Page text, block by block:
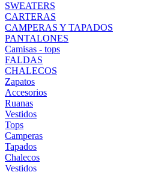
SWEATERS
CARTERAS
CAMPERAS Y TAPADOS
PANTALONES
Camisas - tops
FALDAS
CHALECOS
Zapatos
Accesorios
Ruanas
Vestidos
Tops
Camperas
Tapados
Chalecos
Vestidos